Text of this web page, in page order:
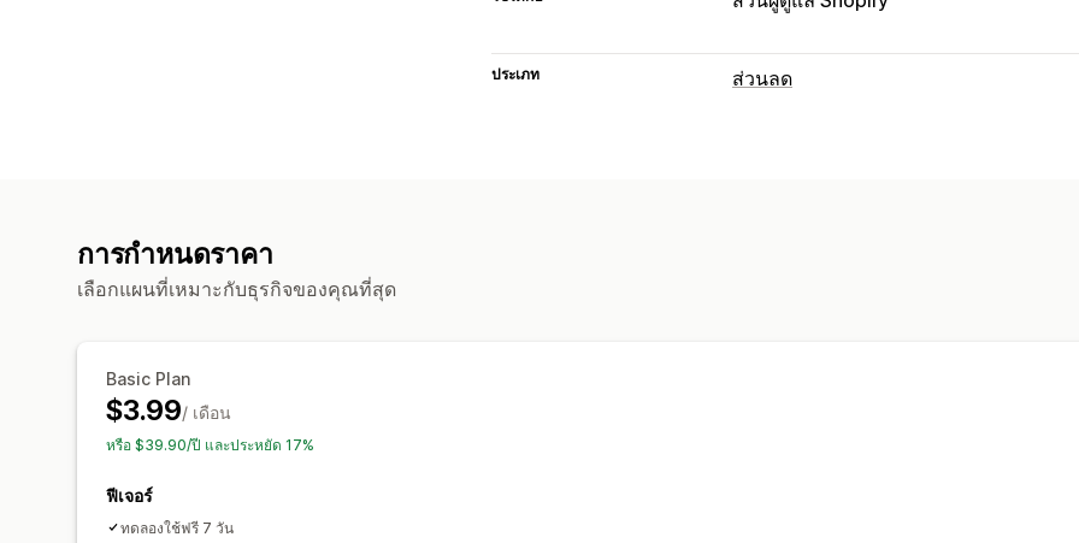
ประเภท ส่วนลด
การกำหนดราคา
เลือกแผนที่เหมาะกับธุรกิจของคุณที่สุด
Basic Plan
$3.99/ เดือน
หรือ $39.90/ปี และประหยัด 17%
ฟีเจอร์
ทดลองใช้ฟรี 7 วัน